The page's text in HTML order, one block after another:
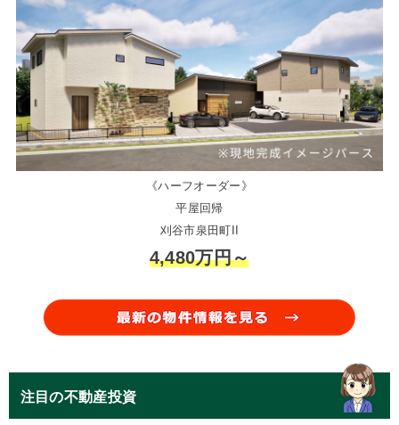
《ハーフオーダー》
平屋回帰
刈谷市泉田町II
4,480万円～
注目の不動産投資